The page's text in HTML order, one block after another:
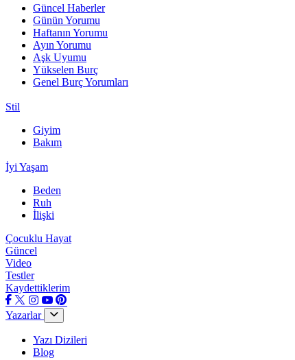
Güncel Haberler
Günün Yorumu
Haftanın Yorumu
Ayın Yorumu
Aşk Uyumu
Yükselen Burç
Genel Burç Yorumları
Stil
Giyim
Bakım
İyi Yaşam
Beden
Ruh
İlişki
Çocuklu Hayat
Güncel
Video
Testler
Kaydettiklerim
Yazarlar
Yazı Dizileri
Blog